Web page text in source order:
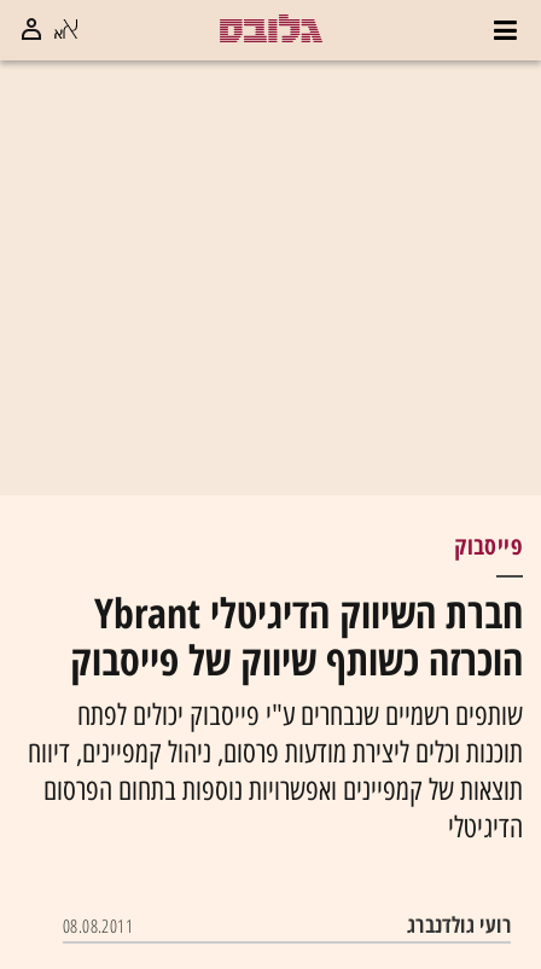
פייסבוק
חברת השיווק הדיגיטלי Ybrant
הוכרזה כשותף שיווק של פייסבוק
שותפים רשמיים שנבחרים ע"י פייסבוק יכולים לפתח
תוכנות וכלים ליצירת מודעות פרסום, ניהול קמפיינים, דיווח
תוצאות של קמפיינים ואפשרויות נוספות בתחום הפרסום
הדיגיטלי
רועי גולדנברג 08.08.2011